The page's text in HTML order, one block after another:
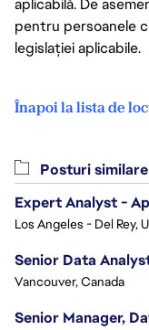
aplicabilă. De
pentru persoanele
legislației aplicabile.
Înapoi la lista de
Posturi similare
Los Angeles - Del
Senior Data
Vancouver, Canada
Senior Manager,